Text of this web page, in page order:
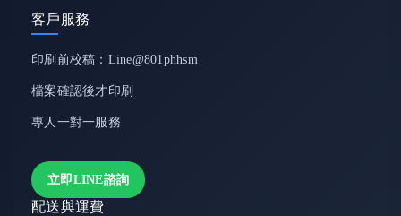
客戶服務
印刷前校稿：Line@801phhsm
檔案確認後才印刷
專人一對一服務
立即LINE諮詢
配送與運費